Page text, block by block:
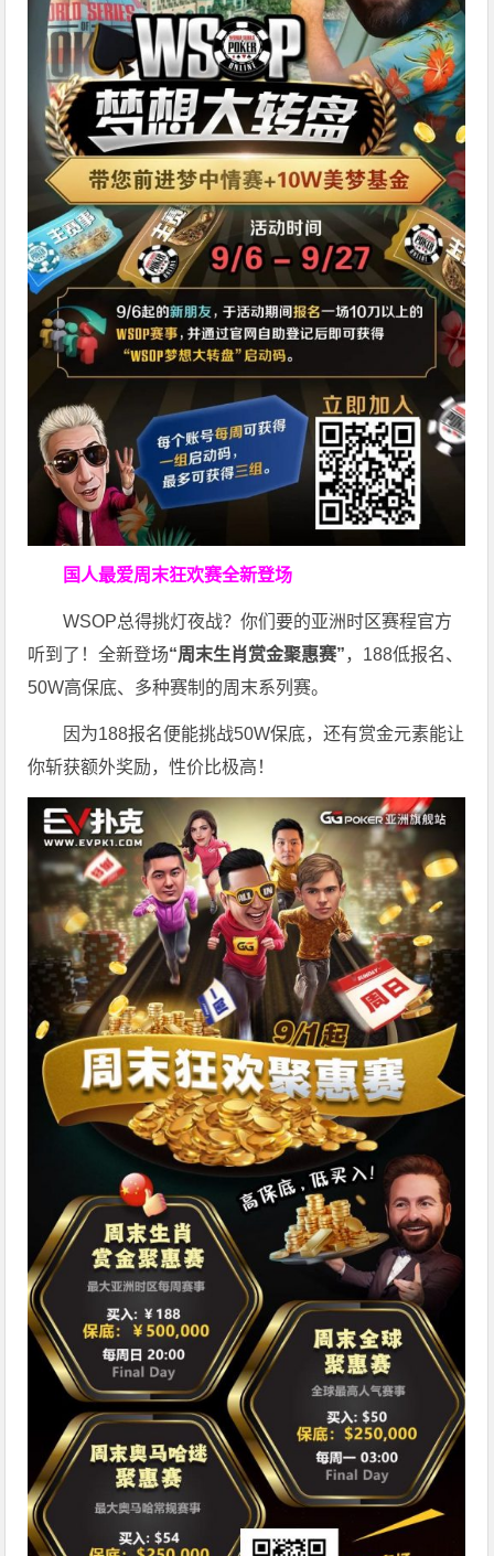
国人最爱周末狂欢赛全新登场
WSOP总得挑灯夜战？你们要的亚洲时区赛程官方
听到了！全新登场“周末生肖赏金聚惠赛”，188低报名、
50W高保底、多种赛制的周末系列赛。
因为188报名便能挑战50W保底，还有赏金元素能让
你斩获额外奖励，性价比极高！